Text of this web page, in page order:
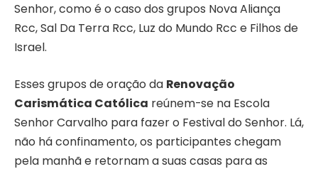
Senhor, como é o caso dos grupos Nova Aliança
Rcc, Sal Da Terra Rcc, Luz do Mundo Rcc e Filhos de
Israel.
Esses grupos de oração da Renovação
Carismática Católica reúnem-se na Escola
Senhor Carvalho para fazer o Festival do Senhor. Lá,
não há confinamento, os participantes chegam
pela manhã e retornam a suas casas para as